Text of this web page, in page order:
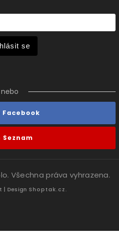
se
nebo
. Všechna práva vyhrazena.
| Design Shoptak.cz.